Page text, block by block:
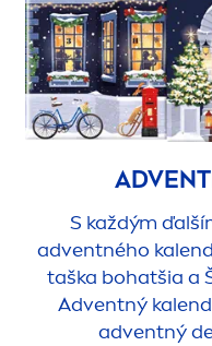
S každým
adventného
taška bohatšia a
Adventný
adventný